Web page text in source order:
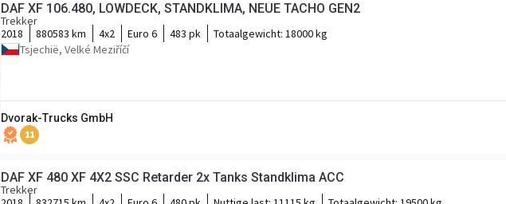
DAF XF 106.480, LOWDECK, STANDKLIMA, NEUE TACHO GEN2
Trekker
2018
880583 km 4x2 Euro 6 483 pk Totaalgewicht: 18000 kg
Tsjechië, Velké Meziříčí
Dvorak-Trucks GmbH
11
DAF XF 480 XF 4X2 SSC Retarder 2x Tanks Standklima ACC
Trekker